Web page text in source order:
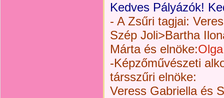
Kedves Pályázók!
- A Zsűri tagjai:
Szép Joli>Bartha
Márta és elnöke:
-Képzőművészeti
társszűri elnöke:
Veress Gabriella és